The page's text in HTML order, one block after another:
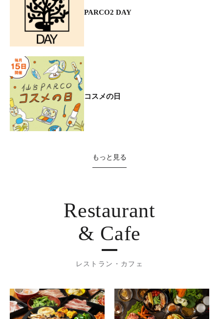
PARCO2 DAY
コスメの日
もっと見る
Restaurant
& Cafe
レストラン・カフェ